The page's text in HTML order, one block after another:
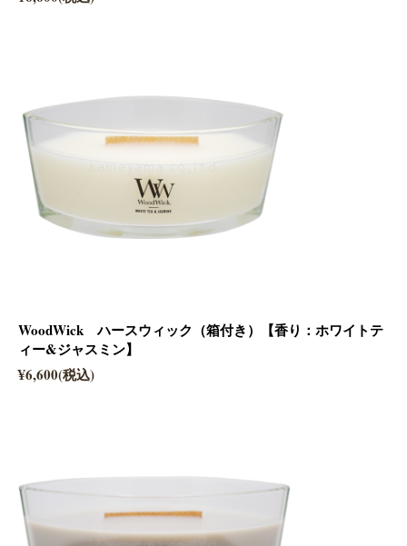
WoodWick ハースウィック（箱付き）【香り：ホワイトテ
ィー&ジャスミン】
¥6,600(税込)